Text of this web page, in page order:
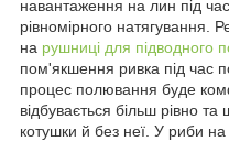
навантаження на лин під
рівномірного натягування.
на рушниці для підводного
пом'якшення ривка під час
процес полювання буде
відбувається більш рівно
котушки й без неї. У риби